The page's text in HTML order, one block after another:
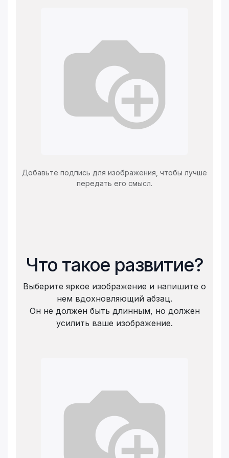
Добавьте подпись для изображения, чтобы лучше
передать его смысл.
Что такое развитие?
Выберите яркое изображение и напишите о
нем вдохновляющий абзац.
Он не должен быть длинным, но должен
усилить ваше изображение.